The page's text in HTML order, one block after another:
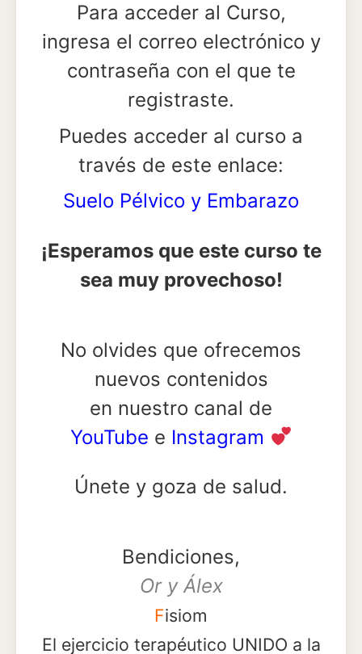
Para acceder al Curso,
ingresa el correo electrónico y
contraseña con el que te
registraste.
Puedes acceder al curso a
través de este enlace:
Suelo Pélvico y Embarazo
¡Esperamos que este curso te
sea muy provechoso!
No olvides que ofrecemos
nuevos contenidos
en nuestro canal de
YouTube e Instagram
Únete y goza de salud.
Bendiciones,
Or y Álex
Fisiom
El ejercicio terapéutico UNIDO a la